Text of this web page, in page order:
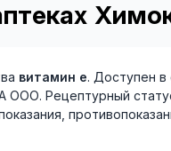
витамин е. Доступен в
Рецептурный статус: